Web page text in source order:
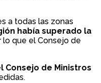
a todas las zonas
había superado la
lo que el Consejo de
Consejo de Ministros